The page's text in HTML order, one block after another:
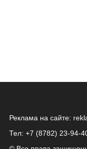
Реклама на сайте:
Тел: +7 (8782)